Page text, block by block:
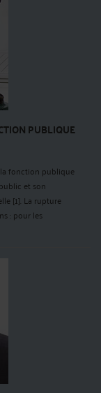
PUBLIQUE
fonction publique
et son
[1]. La rupture
: pour les